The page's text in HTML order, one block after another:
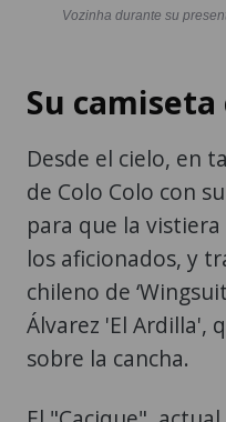
Vozinha durante su
Su
Desde el cielo, en
de Colo Colo con
para que la
los aficionados, y
chileno de
Álvarez 'El Ardilla',
sobre la cancha.